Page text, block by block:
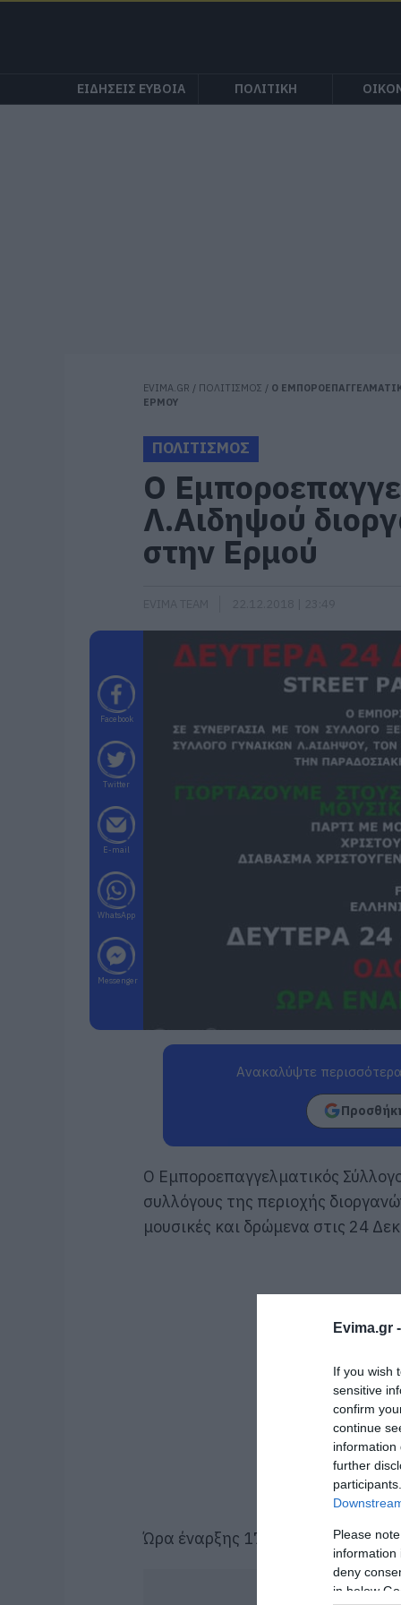
Evima.gr -
If you wish
sensitive
confirm
continue
information
further
Please
information
deny
in below
ΕΙΔΗΣΕΙΣ ΕΥΒΟΙΑ ΠΟΛΙΤΙΚΗ
EVIMA.GR / ΠΟΛΙΤΙΣΜΟΣ / Ο
ΕΡΜΟΥ
ΠΟΛΙΤΙΣΜΟΣ
Ο
Λ.Αιδηψού
στην Ερμού
Facebook
Twitter
E-mail
WhatsApp
Messenger
Ανακαλύψτε
Ο Εμποροεπαγγελματικός
συλλόγους της περιοχής
μουσικές και δρώμενα στις 24
Ώρα έναρξης 17.30 μ.μ.